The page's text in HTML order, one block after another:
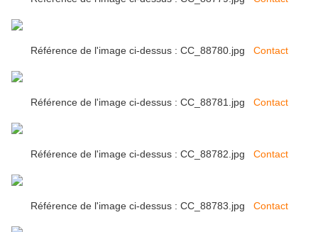
Référence de l'image ci-dessus : CC_88780.jpg Contact
Référence de l'image ci-dessus : CC_88781.jpg Contact
Référence de l'image ci-dessus : CC_88782.jpg Contact
Référence de l'image ci-dessus : CC_88783.jpg Contact